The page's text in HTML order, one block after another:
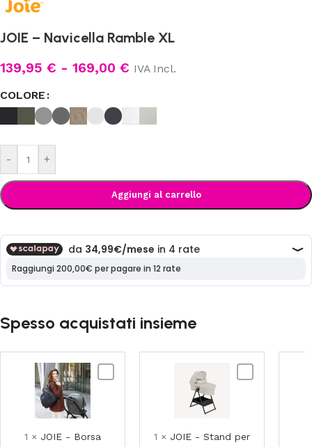
JOIE – Navicella Ramble XL
139,95 € - 169,00 € IVA Incl.
COLORE
- +
Aggiungi al carrello
Spesso acquistati insieme
1 × JOIE - Borsa
1 × JOIE - Stand per